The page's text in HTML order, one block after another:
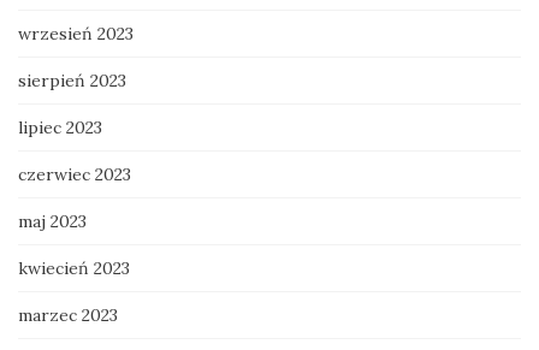
wrzesień 2023
sierpień 2023
lipiec 2023
czerwiec 2023
maj 2023
kwiecień 2023
marzec 2023